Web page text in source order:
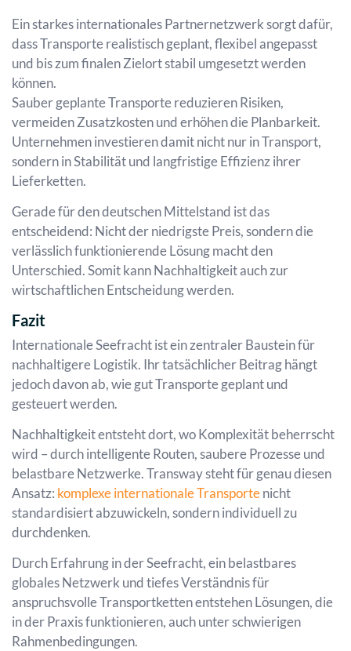
Ein starkes internationales Partnernetzwerk sorgt dafür,
dass Transporte realistisch geplant, flexibel angepasst
und bis zum finalen Zielort stabil umgesetzt werden
können.
Sauber geplante Transporte reduzieren Risiken,
vermeiden Zusatzkosten und erhöhen die Planbarkeit.
Unternehmen investieren damit nicht nur in Transport,
sondern in Stabilität und langfristige Effizienz ihrer
Lieferketten.
Gerade für den deutschen Mittelstand ist das
entscheidend: Nicht der niedrigste Preis, sondern die
verlässlich funktionierende Lösung macht den
Unterschied. Somit kann Nachhaltigkeit auch zur
wirtschaftlichen Entscheidung werden.
Fazit
Internationale Seefracht ist ein zentraler Baustein für
nachhaltigere Logistik. Ihr tatsächlicher Beitrag hängt
jedoch davon ab, wie gut Transporte geplant und
gesteuert werden.
Nachhaltigkeit entsteht dort, wo Komplexität beherrscht
wird – durch intelligente Routen, saubere Prozesse und
belastbare Netzwerke. Transway steht für genau diesen
Ansatz: komplexe internationale Transportenicht
standardisiert abzuwickeln, sondern individuell zu
durchdenken.
Durch Erfahrung in der Seefracht, ein belastbares
globales Netzwerk und tiefes Verständnis für
anspruchsvolle Transportketten entstehen Lösungen, die
in der Praxis funktionieren, auch unter schwierigen
Rahmenbedingungen.